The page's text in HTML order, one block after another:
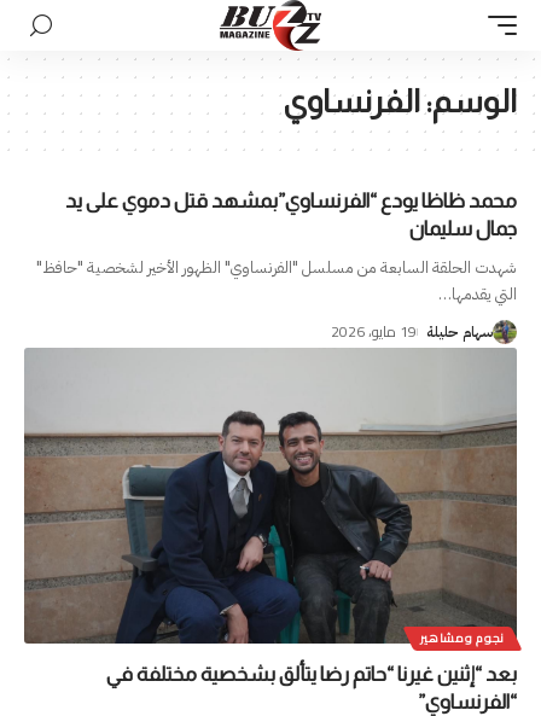
الوسم: الفرنساوي
محمد ظاظا يودع “الفرنساوي”بمشهد قتل دموي على يد
جمال سليمان
شهدت الحلقة السابعة من مسلسل "الفرنساوي" الظهور الأخير لشخصية "حافظ"
التي يقدمها…
سهام حليلة 19 مايو، 2026
نجوم ومشاهير
بعد “إثنين غيرنا “حاتم رضا يتألق بشخصية مختلفة في
“الفرنساوي”